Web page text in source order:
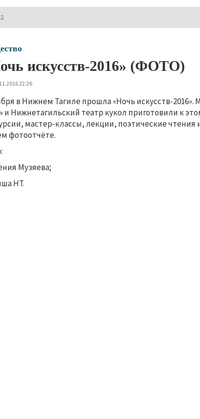
искусств-2016» (ФОТО)
22:26
в Нижнем Тагиле прошла «Ночь искусств-
и Нижнетагильский театр кукол приготовили к
мастер-классы, лекции, поэтические
фотоотчёте.
Музяева;
НТ.